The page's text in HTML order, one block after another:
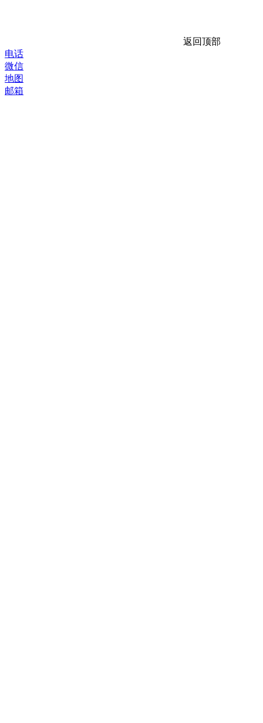
返回顶部
电话
微信
地图
邮箱